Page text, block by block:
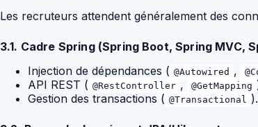
Les recruteurs attendent généralement des
3.1. Cadre Spring (Spring Boot, Spring MVC,
Injection de dépendances ( @Autowired ,
API REST ( @RestController , @GetMapping
Gestion des transactions ( @Transactional ).